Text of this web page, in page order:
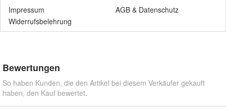
Impressum
AGB & Datenschutz
Widerrufsbelehrung
Bewertungen
So haben Kunden, die den Artikel bei diesem Verkäufer gekauft
haben, den Kauf bewertet.